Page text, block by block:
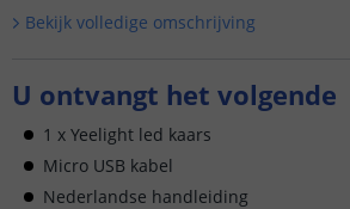
Bekijk volledige omschrijving
U ontvangt het volgende
1 x Yeelight led kaars
Micro USB kabel
Nederlandse handleiding